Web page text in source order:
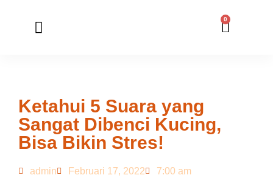
0
Ketahui 5 Suara yang
Sangat Dibenci Kucing,
Bisa Bikin Stres!
admin Februari 17, 2022 7:00 am